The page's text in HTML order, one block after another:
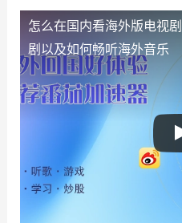
怎么在国内看海外版电视剧
剧以及如何畅听海外音乐